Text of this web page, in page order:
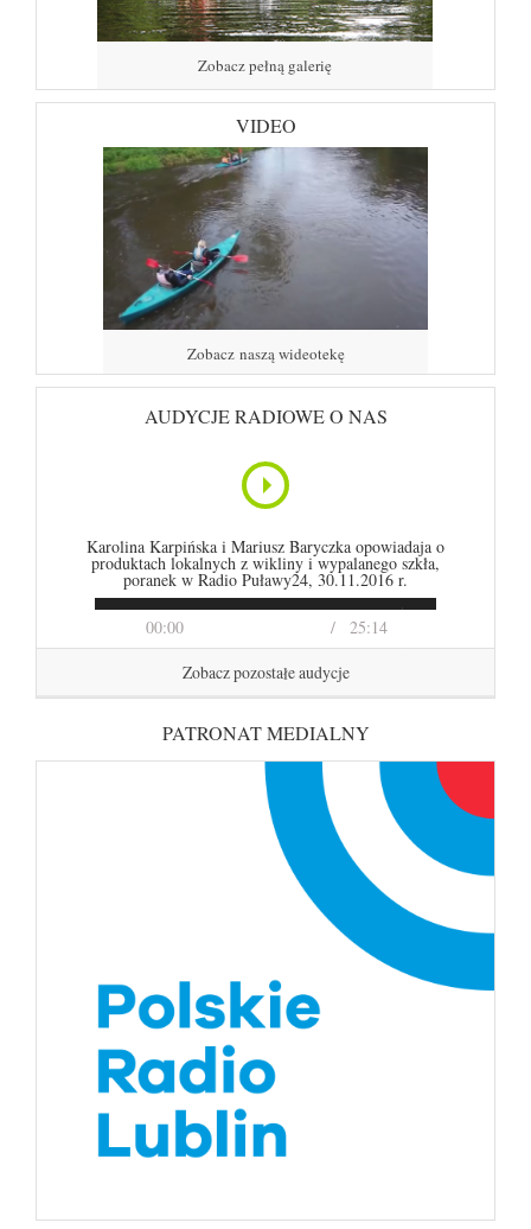
Zobacz pełną galerię
VIDEO
Zobacz naszą wideotekę
AUDYCJE RADIOWE O NAS
00:00 25:14
Karolina Karpińska i Mariusz Baryczka opowiadaja o
produktach lokalnych z wikliny i wypalanego szkła,
poranek w Radio Puławy24, 30.11.2016 r.
Zobacz pozostałe audycje
PATRONAT MEDIALNY